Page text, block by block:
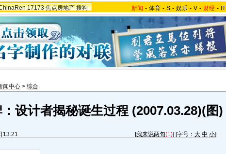
17173 焦点房地产 搜狗 新闻 - 体育 - S - 娱乐 - V - 财经 - IT
闻中心 > 综合
设计者揭秘诞生过程 (2007.03.28)(图)
13:21 [我来说两句(1)] [字号： 大 中 小]